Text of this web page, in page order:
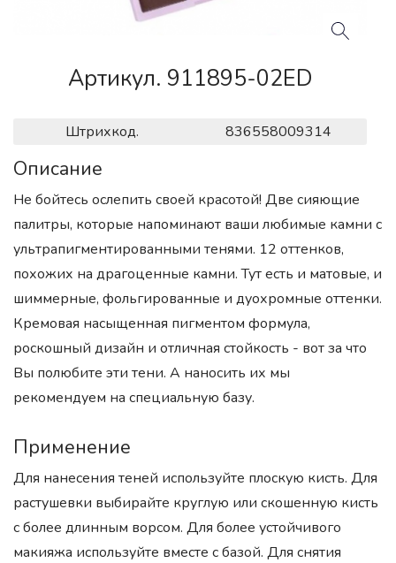
Артикул. 911895-02ED
Штрихкод. 836558009314
Описание
Не бойтесь ослепить своей красотой! Две сияющие
палитры, которые напоминают ваши любимые камни с
ультрапигментированными тенями. 12 оттенков,
похожих на драгоценные камни. Тут есть и матовые, и
шиммерные, фольгированные и дуохромные оттенки.
Кремовая насыщенная пигментом формула,
роскошный дизайн и отличная стойкость - вот за что
Вы полюбите эти тени. А наносить их мы
рекомендуем на специальную базу.
Применение
Для нанесения теней используйте плоскую кисть. Для
растушевки выбирайте круглую или скошенную кисть
с более длинным ворсом. Для более устойчивого
макияжа используйте вместе с базой. Для снятия